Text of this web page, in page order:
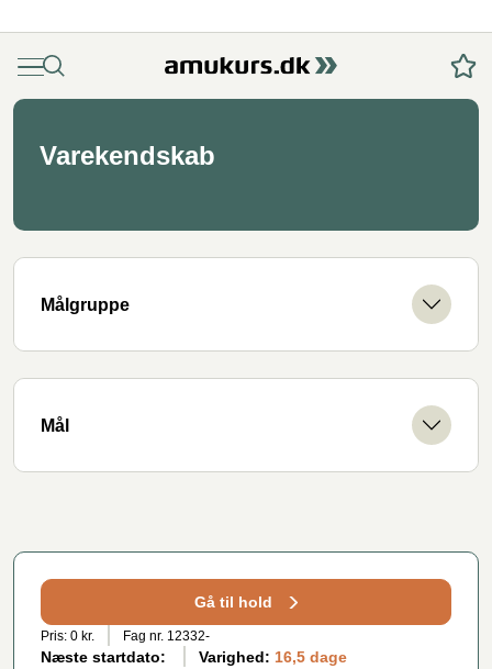
MenuSøg
Varekendskab
Målgruppe
Mål
Gå til hold
Pris: 0 kr. Fag nr. 12332-
Næste startdato: Varighed: 16,5 dage